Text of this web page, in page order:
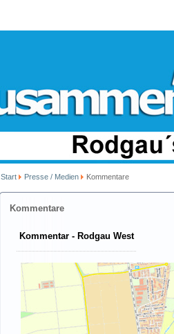
Start Presse / Medien Kommentare
Kommentare
Kommentar - Rodgau West